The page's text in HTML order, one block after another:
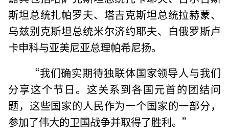
斯坦总统扎帕罗夫、塔吉克斯坦总统拉赫蒙、
乌兹别克斯坦总统米尔济约耶夫、白俄罗斯卢
卡申科与亚美尼亚总理帕希尼扬。
“我们确实期待独联体国家领导人与我们
分享这个节日。这关系到各国元首的团结问
题，这些国家的人民作为一个国家的一部分，
参加了伟大的卫国战争并取得了胜利。”